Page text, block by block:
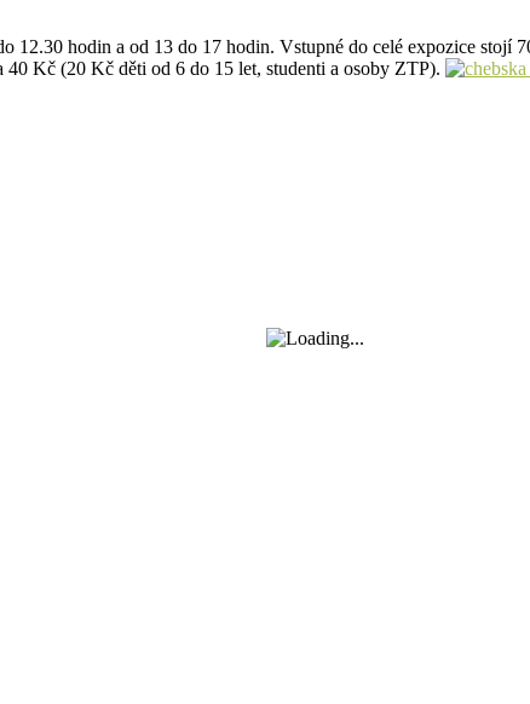
12.30 hodin a od 13 do 17 hodin. Vstupné do celé expozice
Kč (20 Kč děti od 6 do 15 let, studenti a osoby ZTP).